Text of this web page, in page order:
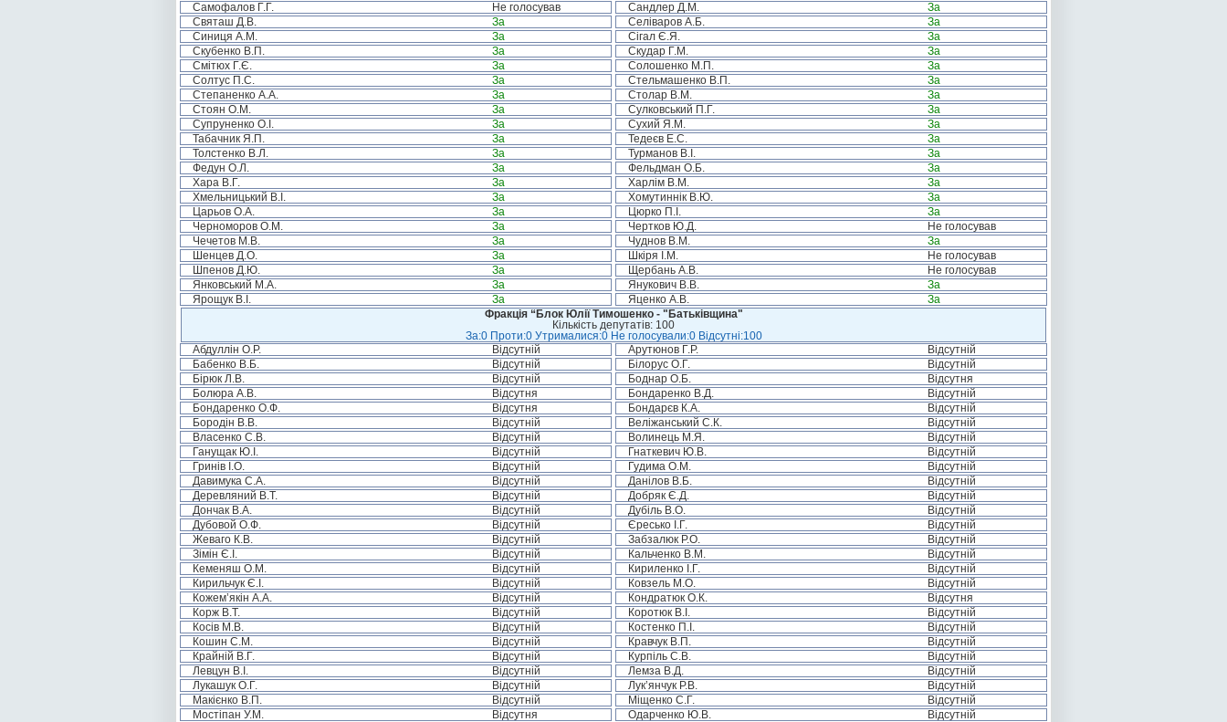
Самофалов Г.Г.
Не голосував Сандлер Д.М.
За
Святаш Д.В.
За Селіваров А.Б.
За
Синиця А.М.
За Сігал Є.Я.
За
Скубенко В.П.
За Скудар Г.М.
За
Смітюх Г.Є.
За Солошенко М.П.
За
Солтус П.С.
За Стельмашенко В.П.
За
Степаненко А.А.
За Столар В.М.
За
Стоян О.М.
За Сулковський П.Г.
За
Супруненко О.І.
За Сухий Я.М.
За
Табачник Я.П.
За Тедеєв Е.С.
За
Толстенко В.Л.
За Турманов В.І.
За
Федун О.Л.
За Фельдман О.Б.
За
Хара В.Г.
За Харлім В.М.
За
Хмельницький В.І.
За Хомутиннік В.Ю.
За
Царьов О.А.
За Цюрко П.І.
За
Черноморов О.М.
За Чертков Ю.Д.
Не голосував
Чечетов М.В.
За Чуднов В.М.
За
Шенцев Д.О.
За Шкіря І.М.
Не голосував
Шпенов Д.Ю.
За Щербань А.В.
Не голосував
Янковський М.А.
За Янукович В.В.
За
Ярощук В.І.
За Яценко А.В.
За
Фракція “Блок Юлії Тимошенко - "Батьківщина"
Кількість депутатів: 100
За:0 Проти:0 Утрималися:0 Не голосували:0 Відсутні:100
Абдуллін О.Р.
Відсутній Арутюнов Г.Р.
Відсутній
Бабенко В.Б.
Відсутній Білорус О.Г.
Відсутній
Бірюк Л.В.
Відсутній Боднар О.Б.
Відсутня
Болюра А.В.
Відсутня Бондаренко В.Д.
Відсутній
Бондаренко О.Ф.
Відсутня Бондарєв К.А.
Відсутній
Бородін В.В.
Відсутній Веліжанський С.К.
Відсутній
Власенко С.В.
Відсутній Волинець М.Я.
Відсутній
Ганущак Ю.І.
Відсутній Гнаткевич Ю.В.
Відсутній
Гринів І.О.
Відсутній Гудима О.М.
Відсутній
Давимука С.А.
Відсутній Данілов В.Б.
Відсутній
Деревляний В.Т.
Відсутній Добряк Є.Д.
Відсутній
Дончак В.А.
Відсутній Дубіль В.О.
Відсутній
Дубовой О.Ф.
Відсутній Єресько І.Г.
Відсутній
Жеваго К.В.
Відсутній Забзалюк Р.О.
Відсутній
Зімін Є.І.
Відсутній Кальченко В.М.
Відсутній
Кеменяш О.М.
Відсутній Кириленко І.Г.
Відсутній
Кирильчук Є.І.
Відсутній Ковзель М.О.
Відсутній
Кожем’якін А.А.
Відсутній Кондратюк О.К.
Відсутня
Корж В.Т.
Відсутній Коротюк В.І.
Відсутній
Косів М.В.
Відсутній Костенко П.І.
Відсутній
Кошин С.М.
Відсутній Кравчук В.П.
Відсутній
Крайній В.Г.
Відсутній Курпіль С.В.
Відсутній
Левцун В.І.
Відсутній Лемза В.Д.
Відсутній
Лукашук О.Г.
Відсутній Лук’янчук Р.В.
Відсутній
Макієнко В.П.
Відсутній Міщенко С.Г.
Відсутній
Мостіпан У.М.
Відсутня Одарченко Ю.В.
Відсутній